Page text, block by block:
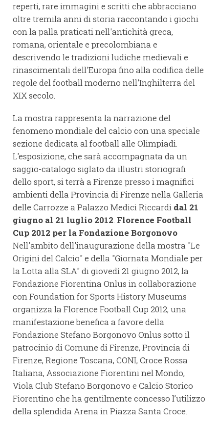
reperti, rare immagini e scritti che abbracciano
oltre tremila anni di storia raccontando i giochi
con la palla praticati nell'antichità greca,
romana, orientale e precolombiana e
descrivendo le tradizioni ludiche medievali e
rinascimentali dell'Europa fino alla codifica delle
regole del football moderno nell'Inghilterra del
XIX secolo.
La mostra rappresenta la narrazione del
fenomeno mondiale del calcio con una speciale
sezione dedicata al football alle Olimpiadi.
L'esposizione, che sarà accompagnata da un
saggio-catalogo siglato da illustri storiografi
dello sport, si terrà a Firenze presso i magnifici
ambienti della Provincia di Firenze nella Galleria
delle Carrozze a Palazzo Medici Riccardi dal 21
giugno al 21 luglio 2012. Florence Football
Cup 2012 per la Fondazione Borgonovo
Nell'ambito dell'inaugurazione della mostra "Le
Origini del Calcio" e della "Giornata Mondiale per
la Lotta alla SLA" di giovedì 21 giugno 2012, la
Fondazione Fiorentina Onlus in collaborazione
con Foundation for Sports History Museums
organizza la Florence Football Cup 2012, una
manifestazione benefica a favore della
Fondazione Stefano Borgonovo Onlus sotto il
patrocinio di Comune di Firenze, Provincia di
Firenze, Regione Toscana, CONI, Croce Rossa
Italiana, Associazione Fiorentini nel Mondo,
Viola Club Stefano Borgonovo e Calcio Storico
Fiorentino che ha gentilmente concesso l’utilizzo
della splendida Arena in Piazza Santa Croce.